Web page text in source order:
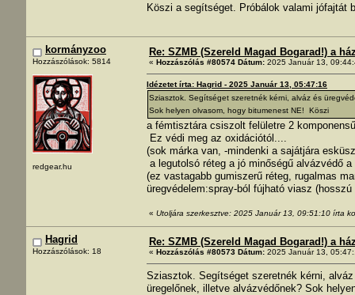
Köszi a segítséget. Próbálok valami jófajtát
kormányzoo
Hozzászólások: 5814
redgear.hu
Re: SZMB (Szereld Magad Bogarad!) a
« Hozzászólás #80574 Dátum: 2025 Január 13,
Idézetet írta: Hagrid - 2025 Január 13, 05:47:16
Sziasztok. Segítséget szeretnék kérni, alváz és
Sok helyen olvasom, hogy bitumenest NE! Köszi
a fémtisztára csiszolt felületre 2
Ez védi meg az oxidációtól....
(sok márka van, -mindenki a sajátjára
a legutolsó réteg a jó minőségű alvázvédő
(ez vastagabb gumiszerű réteg, rugalmas
üregvédelem:spray-ból fújható viasz
« Utoljára szerkesztve: 2025 Január 13, 09:51:10 írta
Hagrid
Hozzászólások: 18
Re: SZMB (Szereld Magad Bogarad!) a
« Hozzászólás #80573 Dátum: 2025 Január 13,
Sziasztok. Segítséget szeretnék kérni,
üregelőnek, illetve alvázvédőnek? Sok